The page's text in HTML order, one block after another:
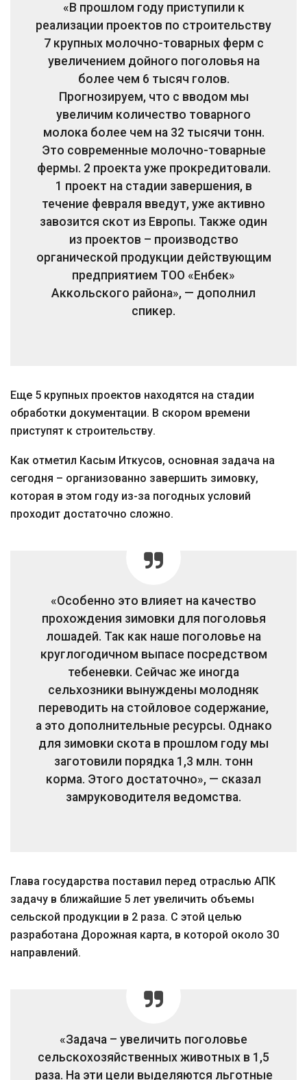
«В прошлом году приступили к
реализации проектов по строительству
7 крупных молочно-товарных ферм с
увеличением дойного поголовья на
более чем 6 тысяч голов.
Прогнозируем, что с вводом мы
увеличим количество товарного
молока более чем на 32 тысячи тонн.
Это современные молочно-товарные
фермы. 2 проекта уже прокредитовали.
1 проект на стадии завершения, в
течение февраля введут, уже активно
завозится скот из Европы. Также один
из проектов – производство
органической продукции действующим
предприятием ТОО «Енбек»
Аккольского района», — дополнил
спикер.
Еще 5 крупных проектов находятся на стадии
обработки документации. В скором времени
приступят к строительству.
Как отметил Касым Иткусов, основная задача на
сегодня – организованно завершить зимовку,
которая в этом году из-за погодных условий
проходит достаточно сложно.
«Особенно это влияет на качество
прохождения зимовки для поголовья
лошадей. Так как наше поголовье на
круглогодичном выпасе посредством
тебеневки. Сейчас же иногда
сельхозники вынуждены молодняк
переводить на стойловое содержание,
а это дополнительные ресурсы. Однако
для зимовки скота в прошлом году мы
заготовили порядка 1,3 млн. тонн
корма. Этого достаточно», — сказал
замруководителя ведомства.
Глава государства поставил перед отраслью АПК
задачу в ближайшие 5 лет увеличить объемы
сельской продукции в 2 раза. С этой целью
разработана Дорожная карта, в которой около 30
направлений.
«Задача – увеличить поголовье
сельскохозяйственных животных в 1,5
раза. На эти цели выделяются льготные